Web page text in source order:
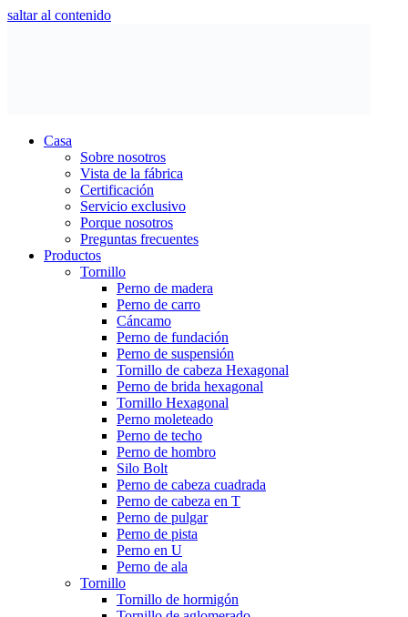
saltar al contenido
Casa
Sobre nosotros
Vista de la fábrica
Certificación
Servicio exclusivo
Porque nosotros
Preguntas frecuentes
Productos
Tornillo
Perno de madera
Perno de carro
Cáncamo
Perno de fundación
Perno de suspensión
Tornillo de cabeza Hexagonal
Perno de brida hexagonal
Tornillo Hexagonal
Perno moleteado
Perno de techo
Perno de hombro
Silo Bolt
Perno de cabeza cuadrada
Perno de cabeza en T
Perno de pulgar
Perno de pista
Perno en U
Perno de ala
Tornillo
Tornillo de hormigón